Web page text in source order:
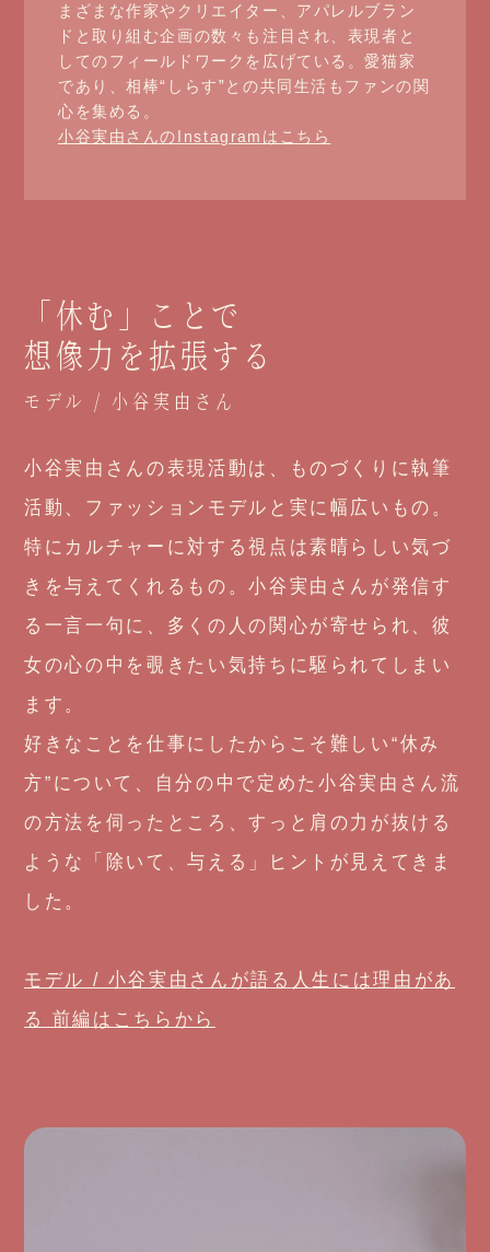
まざまな作家やクリエイター、アパレルブラン
ドと取り組む企画の数々も注目され、表現者と
してのフィールドワークを広げている。愛猫家
であり、相棒“しらす”との共同生活もファンの関
心を集める。
小谷実由さんのInstagramはこちら
「休む」ことで
想像力を拡張する
モデル / 小谷実由さん
小谷実由さんの表現活動は、
ものづくりに執筆
活動、ファッションモデルと実に幅広いもの。
特にカルチャーに対する視点は素晴らしい気づ
きを与えてくれるもの。小谷実由さんが発信す
る一言一句に、多くの人の関心が寄せられ、彼
女の心の中を覗きたい気持ちに駆られてしまい
ます。
好きなことを仕事にしたからこそ難しい“休み
方”について、 自分の中で定めた小谷実由さん流
の方法を伺ったところ、すっと肩の力が抜ける
ような「除いて、与える」ヒントが見えてきま
した。
モデル / 小谷実由さんが語る 人生には理由があ
る 前編はこちらから